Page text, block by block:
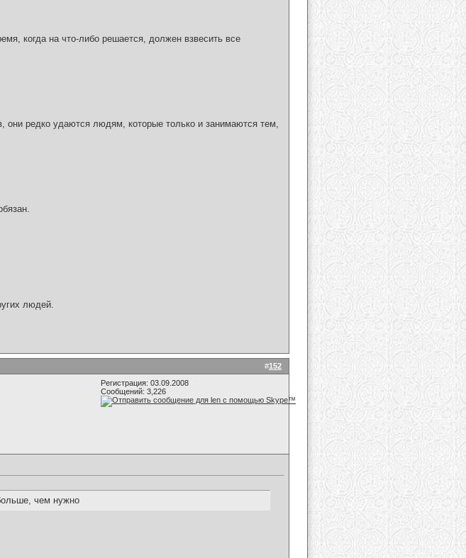
когда на что-либо решается, должен взвесить все
редко удаются людям, которые только и занимаются тем,
людей.
#152
Регистрация: 03.09.2008
Сообщений: 3,226
чем нужно